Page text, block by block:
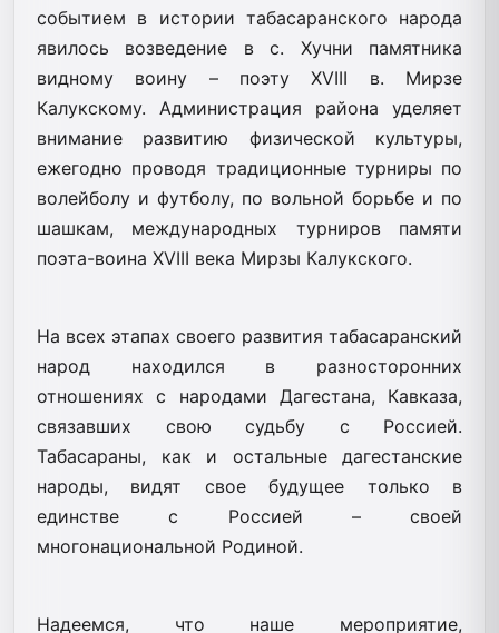
событием в истории табасаранского народа
явилось возведение в с. Хучни памятника
видному воину – поэту XVIII в. Мирзе
Калукскому. Администрация района уделяет
внимание развитию физической культуры,
ежегодно проводя традиционные турниры по
волейболу и футболу, по вольной борьбе и по
шашкам, международных турниров памяти
поэта-воина XVIII века Мирзы Калукского.
На всех этапах своего развития табасаранский
народ находился в разносторонних
отношениях с народами Дагестана, Кавказа,
связавших свою судьбу с Россией.
Табасараны, как и остальные дагестанские
народы, видят свое будущее только в
единстве с Россией – своей
многонациональной Родиной.
Надеемся, что наше мероприятие,